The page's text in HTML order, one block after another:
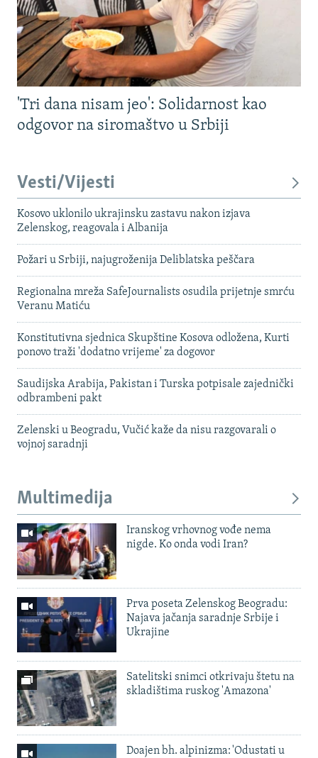
'Tri dana nisam jeo': Solidarnost kao
odgovor na siromaštvo u Srbiji
Vesti/Vijesti
Kosovo uklonilo ukrajinsku zastavu nakon izjava
Zelenskog, reagovala i Albanija
Požari u Srbiji, najugroženija Deliblatska peščara
Regionalna mreža SafeJournalists osudila prijetnje smrću
Veranu Matiću
Konstitutivna sjednica Skupštine Kosova odložena, Kurti
ponovo traži 'dodatno vrijeme' za dogovor
Saudijska Arabija, Pakistan i Turska potpisale zajednički
odbrambeni pakt
Zelenski u Beogradu, Vučić kaže da nisu razgovarali o
vojnoj saradnji
Multimedija
Iranskog vrhovnog vođe nema
nigde. Ko onda vodi Iran?
Prva poseta Zelenskog Beogradu:
Najava jačanja saradnje Srbije i
Ukrajine
Satelitski snimci otkrivaju štetu na
skladištima ruskog 'Amazona'
Doajen bh. alpinizma: 'Odustati u